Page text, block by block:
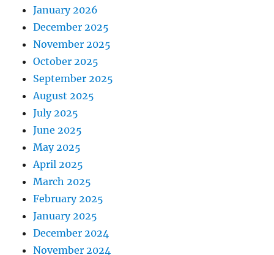
January 2026
December 2025
November 2025
October 2025
September 2025
August 2025
July 2025
June 2025
May 2025
April 2025
March 2025
February 2025
January 2025
December 2024
November 2024